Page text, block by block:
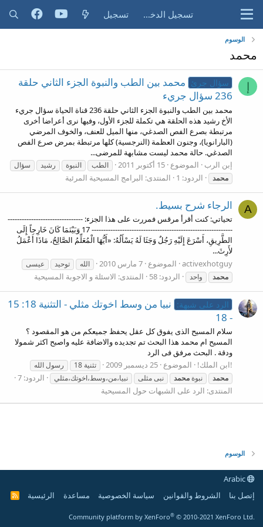
تسجيل الدخول تسجيل
الوسوم
محمد
إ سؤال جرئ محمد بين الطب والنبوة الجزء الثاني حلقة
236 سؤال جريء
محمد بين الطب والنبوة الجزء الثاني حلقة 236 قناة الحياة سؤال جريء
الأخ رشيد هذه الحلقة هي تكملة للجزء الأول، وفيها نرى أعراضا أخرى
مرتبطة بصرع الفص الصدغي، منها الميل للعنف، والخوف المرضي
(البارانويا)، وجنون العظمة (النرجسية) كلها مرتبطة بمرض صرع الفص
الصدغي. حالة محمد ليست مشابهة للمرضى...
إبن الرب
الموضوع 15 أكتوبر 2011 الطب النبوة رشيد
سؤال
محمد
الردود: 1 المنتدى: البرامج المسيحية المرئية
A الرجاء شرح بسيط.
تحياتي: كنت أقرأ مرقس فمررت على هذا الجزء: --------------------------------
------------------------------------------------------------ 17 وَبَيْنَمَا كَانَ خَارِجاً إِلَى
الطَّرِيقِ، أَسْرَعَ إِلَيْهِ رَجُلٌ وَجَثَا لَهُ يَسْأَلُهُ: «أَيُّهَا الْمُعَلِّمُ الصَّالِحُ، مَاذَا أَعْمَلُ
لأَرِثَ...
activexhotguy الموضوع 7 مارس 2010 الله توحيد
عيسى
محمد
واحد الردود: 58 المنتدى: الاسئلة و الاجوبة المسيحية
الرد على شبهة:
نبيا من وسط اخوتك مثلي - التثنية 18: 15
- 18
سلام المسيح الذى يفوق كل عقل يحفظ جميعكم من هو المقصود ؟
المسيح ام محمد هذا البحث تم تجديده والاضافة عليه واصبح اكثر شمولا
ودقة . البحث مرفق فى الرد
!ابن الملك!
الموضوع 25 ديسمبر 2009 تثنية 18
رسول الله
محمد
نبوة محمد نبى مثلى نبيا،من،وسط،اخوتك،مثلي
الردود: 7
المنتدى: الرد على الشبهات حول المسيحية
الوسوم
إتصل بنا
الشروط والقوانين سياسة الخصوصية مساعدة الرئيسية
R
Community platform by XenForo® © 2010-2021 XenForo Ltd.